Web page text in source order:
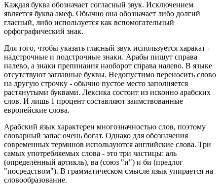
Каждая буква обозначает согласный звук. Исключением
является буква амеф. Обычно она обозначает либо долгий
гласный, либо используется как вспомогательный
орфографический знак.
Для того, чтобы указать гласный звук используется харакат -
надстрочные и подстрочные знаки. Арабы пишут справа
налево, а знаки препинания наоборот справа налево. В языке
отсутствуют заглавные буквы. Недопустимо переносить слово
на другую строчку - обычно пустое место заполняется
растянутыми буквами. Лексика состоит из исконно арабских
слов. И лишь 1 процент составляют заимствованные
европейские слова.
Арабский язык характерен многозначностью слов, поэтому
словарный запас очень богат. Однако для обозначения
современных терминов используются английские слова. Три
самых употребляемых слова - это три частицы: аль
(определённый артикль), ва (союз "и") и би (предлог
"посредством"). В грамматическом смысле язык упирается на
словообразование.